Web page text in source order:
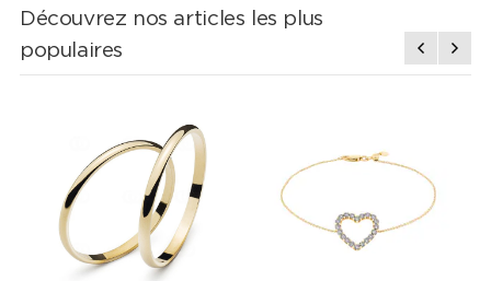
Découvrez nos articles les plus
populaires